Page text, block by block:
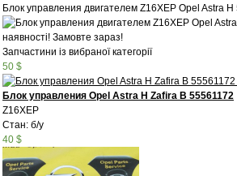
Блок управления двигателем Z16XEP Opel Astra
наявності! Замовте зараз!
Запчастини із вибраної категорії
50 $
Блок управления Opel Astra H Zafira B 55561172
Z16XEP
Стан: б/у
40 $